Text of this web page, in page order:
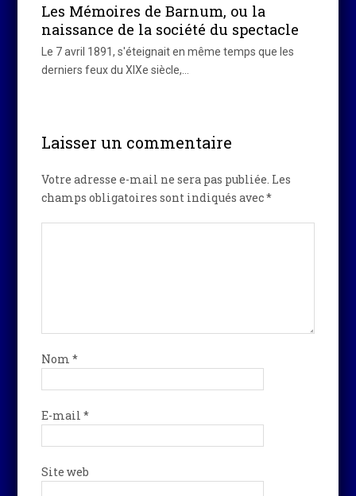
Les Mémoires de Barnum, ou la
naissance de la société du spectacle
Le 7 avril 1891, s'éteignait en même temps que les
derniers feux du XIXe siècle,…
Laisser un commentaire
Votre adresse e-mail ne sera pas publiée. Les
champs obligatoires sont indiqués avec*
Nom*
E-mail*
Site web